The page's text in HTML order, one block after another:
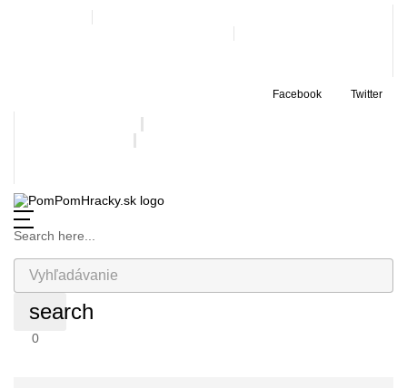
Facebook Twitter
Search here...
search
0